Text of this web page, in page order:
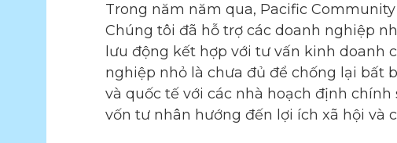
Trong năm năm qua, Pacific
Chúng tôi đã hỗ trợ các doanh nghiệp
lưu động kết hợp với tư vấn kinh doanh
nghiệp nhỏ là chưa đủ để chống lại bất
và quốc tế với các nhà hoạch định
vốn tư nhân hướng đến lợi ích xã hội và